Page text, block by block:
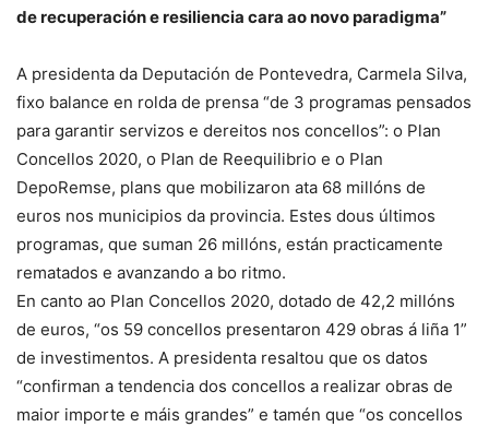
de recuperación e resiliencia cara ao novo paradigma”
A presidenta da Deputación de Pontevedra, Carmela Silva,
fixo balance en rolda de prensa “de 3 programas pensados
para garantir servizos e dereitos nos concellos”: o Plan
Concellos 2020, o Plan de Reequilibrio e o Plan
DepoRemse, plans que mobilizaron ata 68 millóns de
euros nos municipios da provincia. Estes dous últimos
programas, que suman 26 millóns, están practicamente
rematados e avanzando a bo ritmo.
En canto ao Plan Concellos 2020, dotado de 42,2 millóns
de euros, “os 59 concellos presentaron 429 obras á liña 1”
de investimentos. A presidenta resaltou que os datos
“confirman a tendencia dos concellos a realizar obras de
maior importe e máis grandes” e tamén que “os concellos